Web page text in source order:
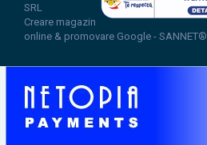
SRL
Creare magazin
online & promovare Google - SANNET®